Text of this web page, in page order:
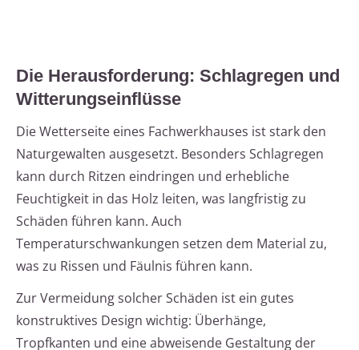
Die Herausforderung: Schlagregen und
Witterungseinflüsse
Die Wetterseite eines Fachwerkhauses ist stark den
Naturgewalten ausgesetzt. Besonders Schlagregen
kann durch Ritzen eindringen und erhebliche
Feuchtigkeit in das Holz leiten, was langfristig zu
Schäden führen kann. Auch
Temperaturschwankungen setzen dem Material zu,
was zu Rissen und Fäulnis führen kann.
Zur Vermeidung solcher Schäden ist ein gutes
konstruktives Design wichtig: Überhänge,
Tropfkanten und eine abweisende Gestaltung der